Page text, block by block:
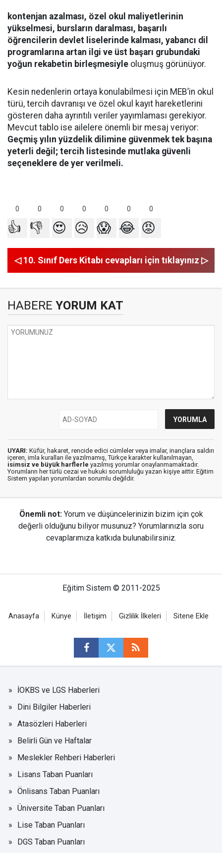
kontenjan azalması, özel okul maliyetlerinin
yükselmesi, bursların daralması, başarılı
öğrencilerin devlet liselerinde kalması, yabancı dil
programlarına artan ilgi ve üst başarı grubundaki
yoğun rekabetin birleşmesiyle oluşmuş görünüyor.
Kesin nedenlerin ortaya konulabilmesi için MEB’in okul
türü, tercih davranışı ve özel okul kayıt hareketlerini
gösteren daha ayrıntılı veriler yayımlaması gerekiyor.
Mevcut tablo ise ailelere önemli bir mesaj veriyor:
Geçmiş yılın yüzdelik dilimine güvenmek tek başına
yeterli değil; tercih listesinde mutlaka güvenli
seçeneklere de yer verilmeli.
0 0 0 0 0 0 0
👍 👎 😍 😥 😱 😂 😡
◁ 10. Sınıf Ders Kitabı cevapları için tıklayınız ▷
HABERE YORUM KAT
UYARI: Küfür, hakaret, rencide edici cümleler veya imalar, inançlara saldırı
içeren, imla kuralları ile yazılmamış, Türkçe karakter kullanılmayan,
isimsiz ve büyük harflerle yazılmış yorumlar onaylanmamaktadır.
Yorumların her türlü cezai ve hukuki sorumluluğu yazan kişiye aittir. Eğitim
Sistem yapılan yorumlardan sorumlu değildir.
Önemli not: Yorum ve düşüncelerinizin bizim için çok
değerli olduğunu biliyor musunuz? Yorumlarınızla soru
cevaplarımıza katkıda bulunabilirsiniz.
Eğitim Sistem © 2011-2025
Anasayfa Künye İletişim Gizlilik İlkeleri Sitene Ekle
İOKBS ve LGS Haberleri
Dini Bilgiler Haberleri
Atasözleri Haberleri
Belirli Gün ve Haftalar
Meslekler Rehberi Haberleri
Lisans Taban Puanları
Önlisans Taban Puanları
Üniversite Taban Puanları
Lise Taban Puanları
DGS Taban Puanları